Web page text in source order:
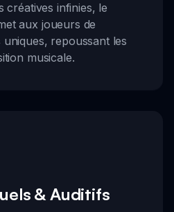
créatives infinies, le
aux joueurs de
uniques, repoussant les
musicale.
& Auditifs